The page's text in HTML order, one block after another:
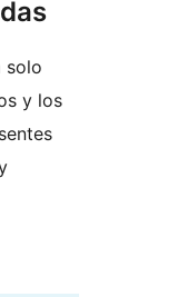
solo
y los